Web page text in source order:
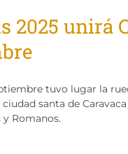
2025 unirá
tuvo lugar la
ciudad santa de
y Romanos.